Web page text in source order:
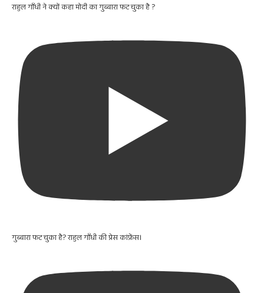
राहुल गाँधी ने क्यों कहा मोदी का गुब्बारा फट चुका है ?
गुब्बारा फट चुका है? राहुल गाँधी की प्रेस कांफ्रेंस।